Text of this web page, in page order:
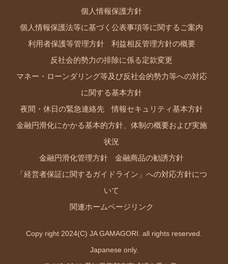
個人情報保護方針
個人情報保護法等に基づく公表事項等に関するご案内
利用者保護等管理方針 利益相反管理方針の概要
反社会的勢力の排除に係る定款変更
マネー・ローンダリング等及び反社会的勢力等への対応
に関する基本方針
夜間・休日の緊急連絡先 情報セキュリティ基本方針
金融円滑化にかかる基本的方針、体制の概要および実施
状況
金融円滑化管理方針 金融商品の勧誘方針
「経営者保証に関するガイドライン」への対応方針につ
いて
関連ホームページリンク
Copy right 2024(C) JA GAMAGORI. all rights reserved.
Japanese only.